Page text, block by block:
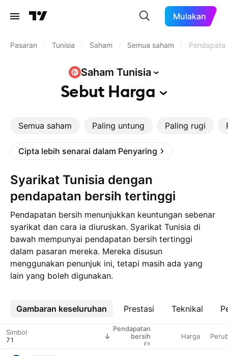
Mulakan
Pasaran Tunisia Saham Semua saham
Saham Tunisia
Sebut Harga
Semua saham Paling untung Paling rugi
Cipta lebih senarai dalam Penyaring
Syarikat Tunisia dengan
pendapatan bersih tertinggi
Pendapatan bersih menunjukkan keuntungan sebenar
syarikat dan cara ia diuruskan. Syarikat Tunisia di
bawah mempunyai pendapatan bersih tertinggi
dalam pasaran mereka. Mereka disusun
menggunakan penunjuk ini, tetapi masih ada yang
lain yang boleh digunakan.
Gambaran keseluruhan Prestasi Teknikal
Lebih
Simbol
Pendapatan
bersih
FY
Harga